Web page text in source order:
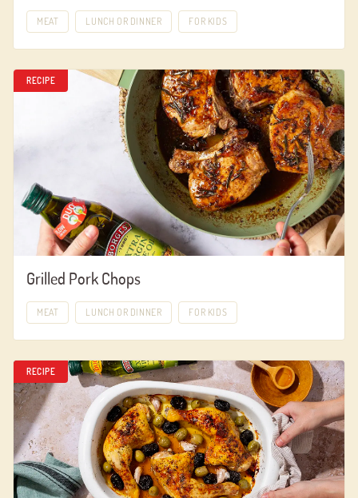
MEAT LUNCH OR DINNER FOR KIDS
RECIPE
Grilled Pork Chops
MEAT LUNCH OR DINNER FOR KIDS
RECIPE